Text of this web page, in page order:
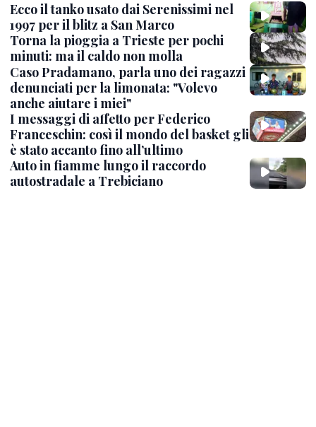
Ecco il tanko usato dai Serenissimi nel
1997 per il blitz a San Marco
Torna la pioggia a Trieste per pochi
minuti: ma il caldo non molla
Caso Pradamano, parla uno dei ragazzi
denunciati per la limonata: "Volevo
anche aiutare i miei"
I messaggi di affetto per Federico
Franceschin: così il mondo del basket gli
è stato accanto fino all’ultimo
Auto in fiamme lungo il raccordo
autostradale a Trebiciano